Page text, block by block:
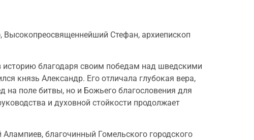
Высокопреосвященнейший Стефан, архиепископ
историю благодаря своим победам над шведскими
князь Александр. Его отличала глубокая вера,
на поле битвы, но и Божьего благословения для
и духовной стойкости продолжает
благочинный Гомельского городского